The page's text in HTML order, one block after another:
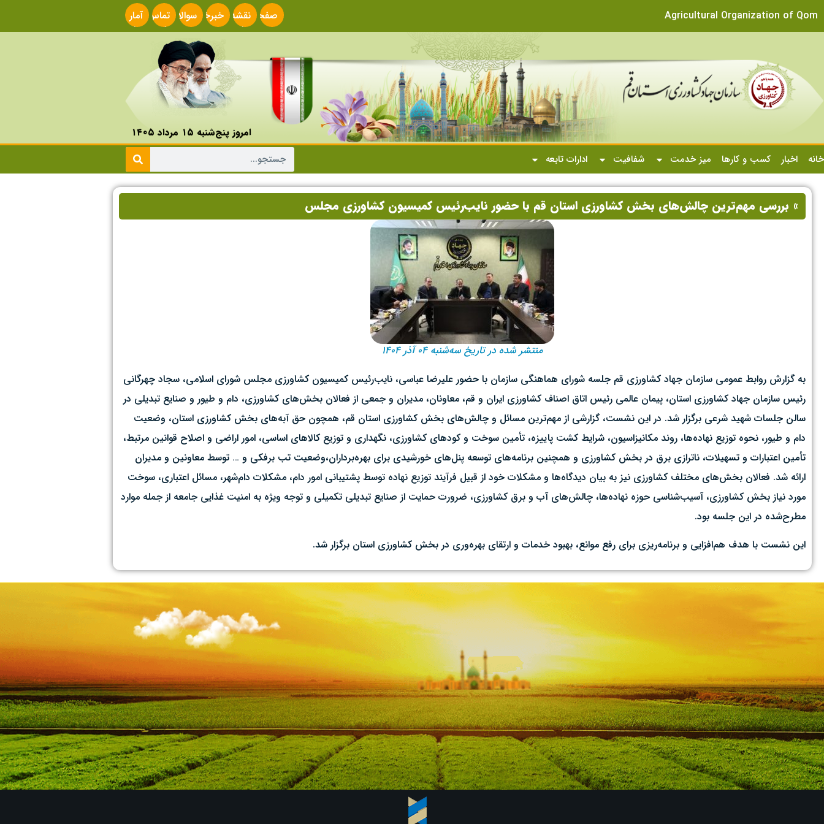
Agricultural Organization of Qom
صفحه
اصلی
نقشه
سایت
خبرخوانسوالات
متداول
تماس
با ما
آمار
سایت
امروز پنج‌شنبه ۱۵ مرداد ۱۴۰۵
خانه
اخبار کسب و کارها میز خدمت شفافیت ادارات تابعه
» بررسی مهم‌ترین چالش‌های بخش کشاورزی استان قم با حضور نایب‌رئیس کمیسیون کشاورزی مجلس
منتشر شده در تاریخ سه‌شنبه ۰۴ آذر ۱۴۰۴
به گزارش روابط عمومی سازمان جهاد کشاورزی قم جلسه شورای هماهنگی سازمان با حضور علیرضا عباسی، نایب‌رئیس کمیسیون کشاورزی مجلس شورای اسلامی، سجاد چهرگانی
رئیس سازمان جهاد کشاورزی استان، پیمان عالمی رئیس اتاق اصناف کشاورزی ایران و قم، معاونان، مدیران و جمعی از فعالان بخش‌های کشاورزی، دام و طیور و صنایع تبدیلی در
سالن جلسات شهید شرعی برگزار شد. در این نشست، گزارشی از مهم‌ترین مسائل و چالش‌های بخش کشاورزی استان قم، همچون حق آبه‌های بخش کشاورزی استان، وضعیت
دام و طیور، نحوه توزیع نهاده‌ها، روند مکانیزاسیون، شرایط کشت پاییزه، تأمین سوخت و کودهای کشاورزی، نگهداری و توزیع کالاهای اساسی، امور اراضی و اصلاح قوانین مرتبط،
تأمین اعتبارات و تسهیلات، ناترازی برق در بخش کشاورزی و همچنین برنامه‌های توسعه پنل‌های خورشیدی برای بهره‌برداران،وضعیت تب برفکی و … توسط معاونین و مدیران
ارائه شد. فعالان بخش‌های مختلف کشاورزی نیز به بیان دیدگاه‌ها و مشکلات خود از قبیل فرآیند توزیع نهاده توسط پشتیبانی امور دام، مشکلات دام‌شهر، مسائل اعتباری، سوخت
مورد نیاز بخش کشاورزی، آسیب‌شناسی حوزه نهاده‌ها، چالش‌های آب و برق کشاورزی، ضرورت حمایت از صنایع تبدیلی تکمیلی و توجه ویژه به امنیت غذایی جامعه از جمله موارد
مطرح‌شده در این جلسه بود.
این نشست با هدف هم‌افزایی و برنامه‌ریزی برای رفع موانع، بهبود خدمات و ارتقای بهره‌وری در بخش کشاورزی استان برگزار شد.